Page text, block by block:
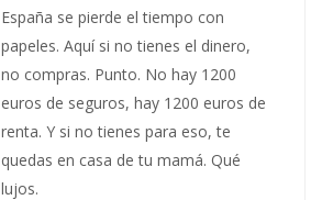
España se pierde el tiempo con
papeles. Aquí si no tienes el dinero,
no compras. Punto. No hay 1200
euros de seguros, hay 1200 euros de
renta. Y si no tienes para eso, te
quedas en casa de tu mamá. Qué
lujos.